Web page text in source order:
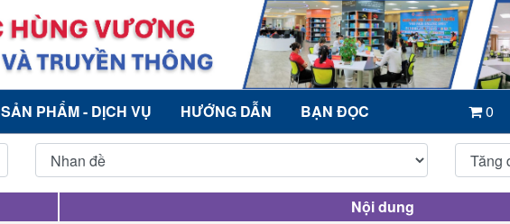
SẢN PHẨM - DỊCH VỤ HƯỚNG DẪN BẠN ĐỌC 0
Nội dung